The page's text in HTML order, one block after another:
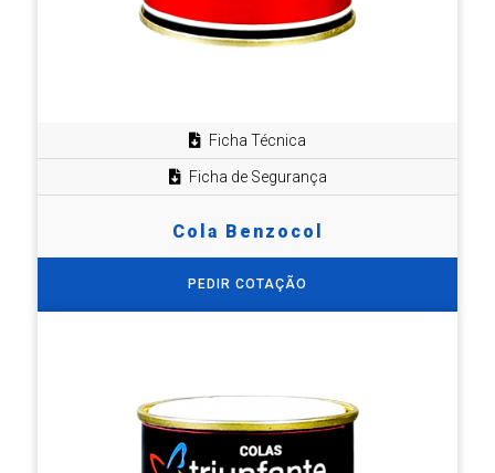
Ficha Técnica
Ficha de Segurança
Cola Benzocol
PEDIR COTAÇÃO